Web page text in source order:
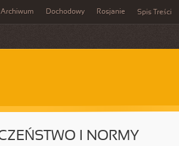
Archiwum Dochodowy Rosjanie Spis Treści
I NORMY